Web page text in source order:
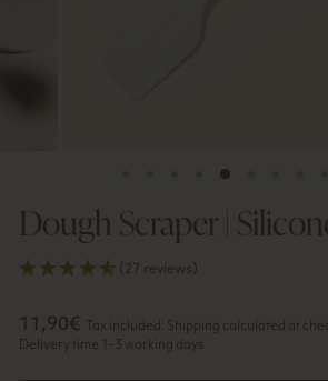
Dough Scraper |
(27 reviews)
Regular
price
Sale
price
11,90€ Tax included. Shipping calculated at
Delivery time 1-3 working days